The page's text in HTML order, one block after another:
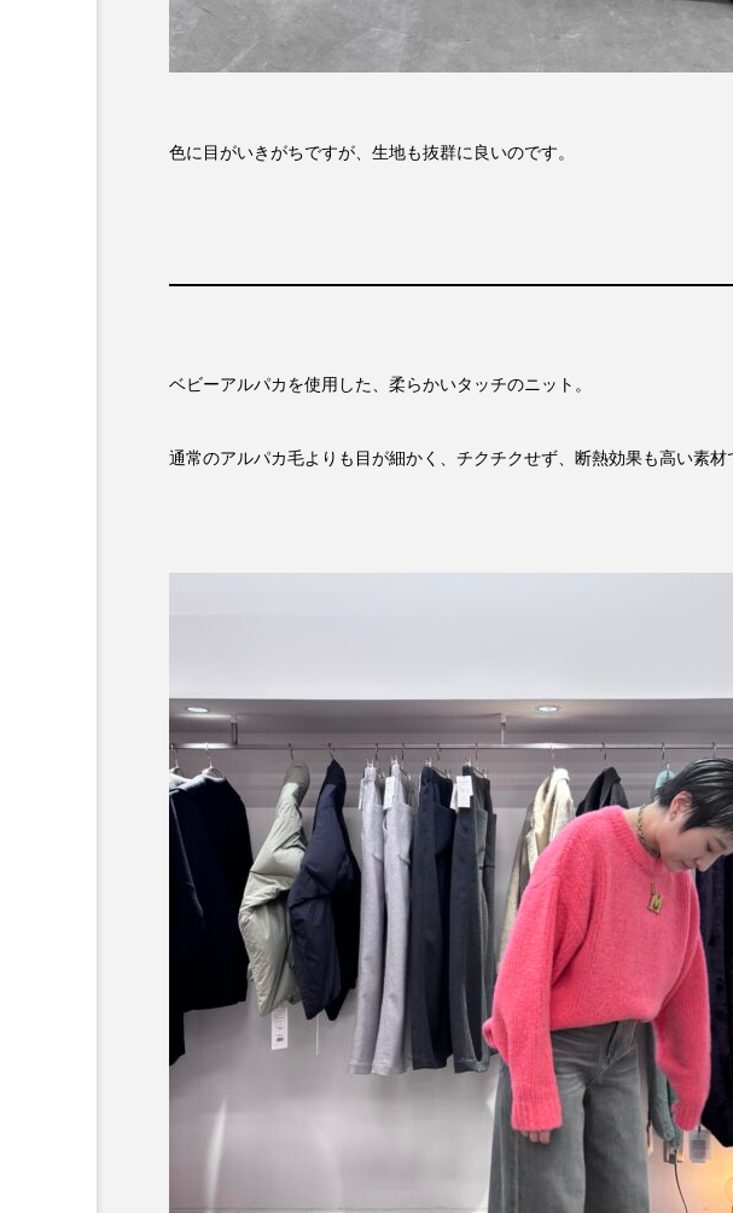
色に目がいきがちですが、生地も抜群に良いのです。
ベビーアルパカを使用した、柔らかいタッチのニット。
通常のアルパカ毛よりも目が細かく、チクチクせず、断熱効果も高い素材